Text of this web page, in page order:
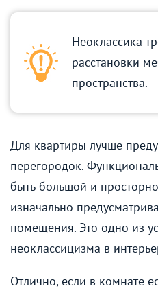
Неоклассика
расстановки
пространства.
Для квартиры лучше
перегородок.
быть большой и
изначально
помещения. Это одно из
неоклассицизма в
Отлично, если в комнате